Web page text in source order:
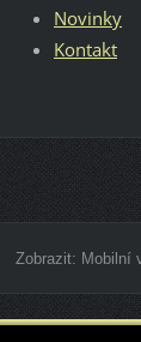
Novinky
Kontakt
Zobrazit: Mobilní